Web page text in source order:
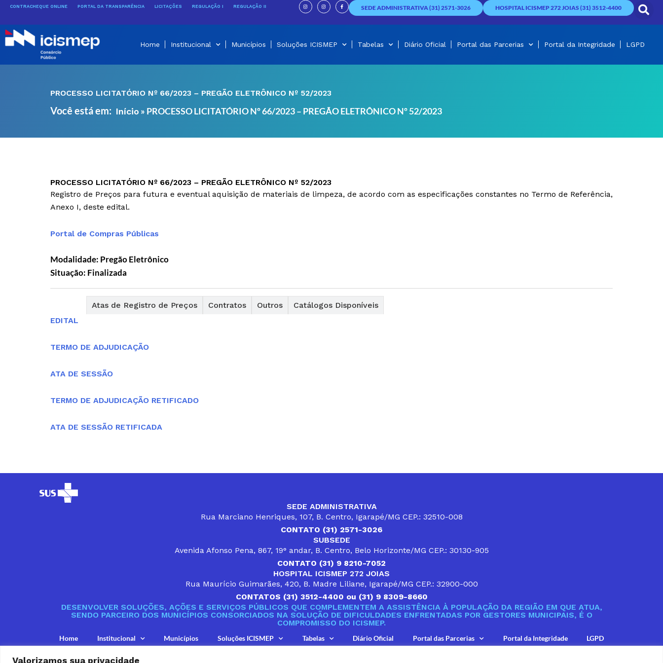
Valorizamos sua privacidade
conteúdo
CONTRACHEQUE ONLINE PORTAL DA TRANSPARÊNCIA LICITAÇÕES REGULAÇÃO I REGULAÇÃO II
I
n
s
t
g
I
n
s
t
g
F
a
c
e
o
SEDE ADMINISTRATIVA (31) 2571-3026 HOSPITAL ICISMEP 272 JOIAS (31) 3512-4400
Home Institucional Municípios Soluções ICISMEP Tabelas Diário Oficial Portal das Parcerias Portal da Integridade LGPD
PROCESSO LICITATÓRIO Nº 66/2023 – PREGÃO ELETRÔNICO Nº 52/2023
Você está em: Início » PROCESSO LICITATÓRIO Nº 66/2023 – PREGÃO ELETRÔNICO Nº 52/2023
PROCESSO LICITATÓRIO Nº 66/2023 – PREGÃO ELETRÔNICO Nº 52/2023
Registro de Preços para futura e eventual aquisição de materiais de limpeza, de acordo com as especificações constantes no Termo de Referência,
Anexo I, deste edital.
Portal de Compras Públicas
Modalidade: Pregão Eletrônico
Situação: Finalizada
Atas de Registro de Preços Contratos Outros
Catálogos Disponíveis
EDITAL
TERMO DE ADJUDICAÇÃO
ATA DE SESSÃO
TERMO DE ADJUDICAÇÃO RETIFICADO
ATA DE SESSÃO RETIFICADA
SEDE ADMINISTRATIVA
Rua Marciano Henriques, 107, B. Centro, Igarapé/MG CEP.: 32510-008
CONTATO (31) 2571-3026
SUBSEDE
Avenida Afonso Pena, 867, 19° andar, B. Centro, Belo Horizonte/MG CEP.: 30130-905
CONTATO (31) 9 8210-7052
HOSPITAL ICISMEP 272 JOIAS
Rua Maurício Guimarães, 420, B. Madre Liliane, Igarapé/MG CEP.: 32900-000
CONTATOS (31) 3512-4400 ou (31) 9 8309-8660
DESENVOLVER SOLUÇÕES, AÇÕES E SERVIÇOS PÚBLICOS QUE COMPLEMENTEM A ASSISTÊNCIA À POPULAÇÃO DA REGIÃO EM QUE ATUA,
SENDO PARCEIRO DOS MUNICÍPIOS CONSORCIADOS NA SOLUÇÃO DE DIFICULDADES ENFRENTADAS POR GESTORES MUNICIPAIS, É O
COMPROMISSO DO ICISMEP.
Home Institucional Municípios Soluções ICISMEP Tabelas Diário Oficial Portal das Parcerias Portal da Integridade LGPD